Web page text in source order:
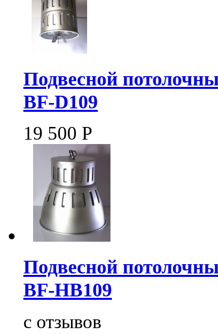
Подвесной
BF-D109
19 500 Р
Подвесной
BF-HB109
c отзывов